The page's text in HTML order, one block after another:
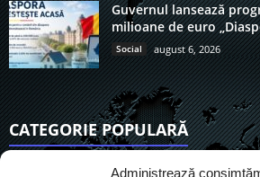
Administrează
Guvernul lansează
milioane de euro
Social august 6, 2026
CATEGORIE POPULARĂ